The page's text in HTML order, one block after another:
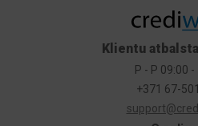
Klientu
P - P 09:00 -
+371 67-